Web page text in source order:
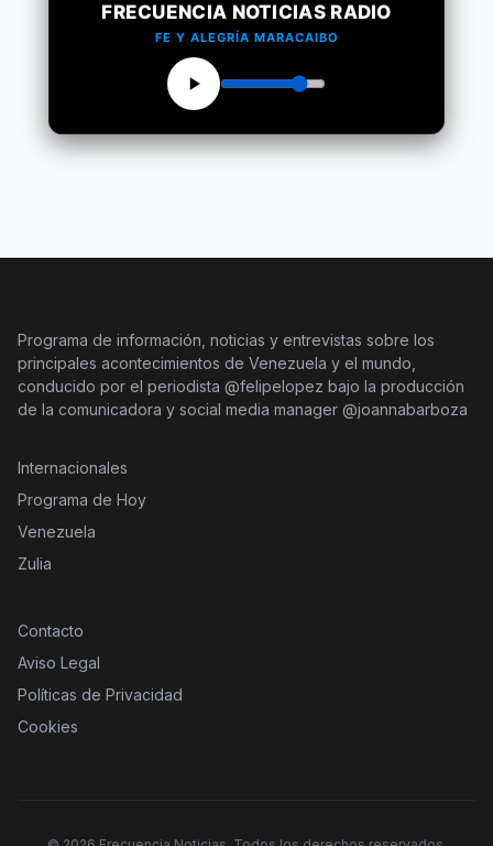
FRECUENCIA NOTICIAS RADIO
FE Y ALEGRÍA MARACAIBO
Programa de información, noticias y entrevistas sobre los
principales acontecimientos de Venezuela y el mundo,
conducido por el periodista @felipelopez bajo la producción
de la comunicadora y social media manager @joannabarboza
Internacionales
Programa de Hoy
Venezuela
Zulia
Contacto
Aviso Legal
Políticas de Privacidad
Cookies